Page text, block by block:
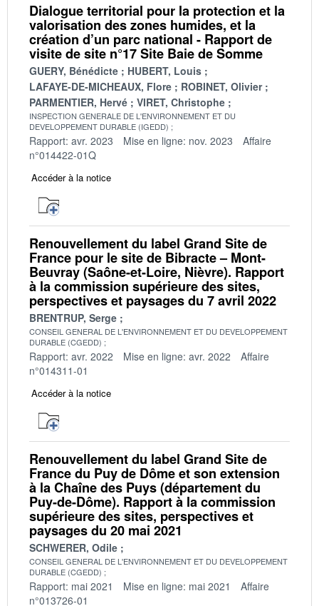
Dialogue territorial pour la protection et la
valorisation des zones humides, et la
création d’un parc national - Rapport de
visite de site n°17 Site Baie de Somme
GUERY, Bénédicte
HUBERT, Louis
LAFAYE-DE-MICHEAUX, Flore
ROBINET, Olivier
PARMENTIER, Hervé
VIRET, Christophe
INSPECTION GENERALE DE L'ENVIRONNEMENT ET DU
DEVELOPPEMENT DURABLE (IGEDD)
Rapport: avr. 2023 Mise en ligne: nov. 2023
Affaire
n°014422-01Q
Accéder à la notice
Renouvellement du label Grand Site de
France pour le site de Bibracte – Mont-
Beuvray (Saône-et-Loire, Nièvre). Rapport
à la commission supérieure des sites,
perspectives et paysages du 7 avril 2022
BRENTRUP, Serge
CONSEIL GENERAL DE L'ENVIRONNEMENT ET DU DEVELOPPEMENT
DURABLE (CGEDD)
Rapport: avr. 2022 Mise en ligne: avr. 2022
Affaire
n°014311-01
Accéder à la notice
Renouvellement du label Grand Site de
France du Puy de Dôme et son extension
à la Chaîne des Puys (département du
Puy-de-Dôme). Rapport à la commission
supérieure des sites, perspectives et
paysages du 20 mai 2021
SCHWERER, Odile
CONSEIL GENERAL DE L'ENVIRONNEMENT ET DU DEVELOPPEMENT
DURABLE (CGEDD)
Rapport: mai 2021 Mise en ligne: mai 2021
Affaire
n°013726-01